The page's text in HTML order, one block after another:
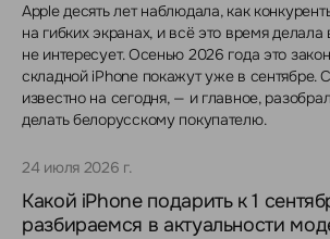
Apple десять лет наблюдала, как
на гибких экранах, и всё это время
не интересует. Осенью 2026 года это
складной iPhone покажут уже в сентябре.
известно на сегодня, — и главное,
делать белорусскому покупателю.
24 июля 2026 г.
Какой iPhone подарить к 1
разбираемся в актуальности